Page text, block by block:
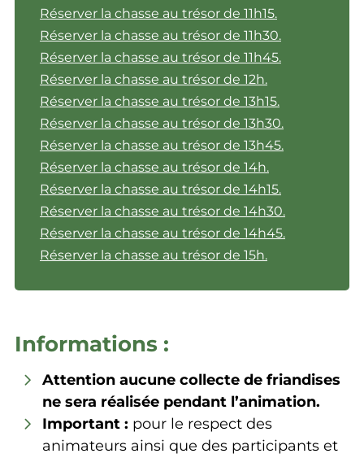
Réserver la chasse au trésor de 11h15.
Réserver la chasse au trésor de 11h30.
Réserver la chasse au trésor de 11h45.
Réserver la chasse au trésor de 12h.
Réserver la chasse au trésor de 13h15.
Réserver la chasse au trésor de 13h30.
Réserver la chasse au trésor de 13h45.
Réserver la chasse au trésor de 14h.
Réserver la chasse au trésor de 14h15.
Réserver la chasse au trésor de 14h30.
Réserver la chasse au trésor de 14h45.
Réserver la chasse au trésor de 15h.
Informations :
Attention aucune collecte de friandises
ne sera réalisée pendant l’animation.
Important : pour le respect des
animateurs ainsi que des participants et